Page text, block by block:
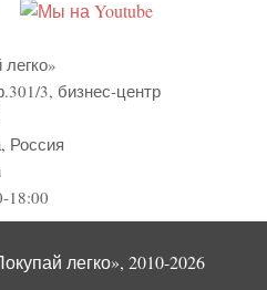
3, бизнес-центр
Россия
18:00
легко», 2010-2026